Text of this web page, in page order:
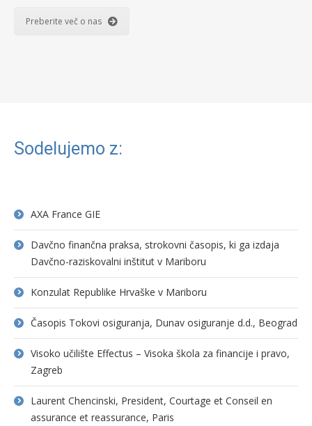
Preberite več o nas
Sodelujemo z:
AXA France GIE
Davčno finančna praksa, strokovni časopis, ki ga izdaja
Davčno-raziskovalni inštitut v Mariboru
Konzulat Republike Hrvaške v Mariboru
Časopis Tokovi osiguranja, Dunav osiguranje d.d., Beograd
Visoko učilište Effectus – Visoka škola za financije i pravo,
Zagreb
Laurent Chencinski, President, Courtage et Conseil en
assurance et reassurance, Paris